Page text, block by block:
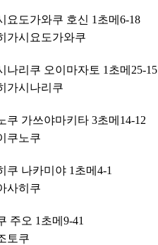
요도가와쿠 호신 1초메6-18
가시요도가와쿠
나리쿠 오이마자토 1초메25-15
가시나리쿠
쿠 가쓰야마키타 3초메14-12
쿠노쿠
쿠 나카미야 1초메4-1
사히쿠
주오 1초메9-41
토쿠